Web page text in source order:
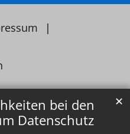
bei den
Datenschutz
✕